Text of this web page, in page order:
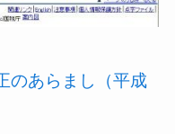
のあらまし（平成